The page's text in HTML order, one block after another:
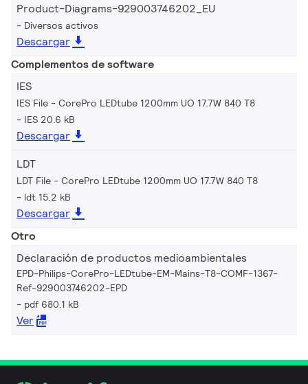
Product-Diagrams-929003746202_EU
Diversos activos
Descargar
Complementos de software
IES
IES File - CorePro LEDtube 1200mm UO 17.7W 840 T8
IES 20.6 kB
Descargar
LDT
LDT File - CorePro LEDtube 1200mm UO 17.7W 840 T8
ldt 15.2 kB
Descargar
Otro
Declaración de productos medioambientales
EPD-Philips-CorePro-LEDtube-EM-Mains-T8-COMF-1367-
Ref-929003746202-EPD
pdf 680.1 kB
Ver